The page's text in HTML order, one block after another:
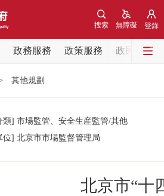
登錄
無障礙
搜索
政務服務 政策服務
政民互動
黨中央精神
北京要聞
其他規劃
類] 市場監管、安全生産監管/其他
位] 北京市市場監督管理局
北京市“十